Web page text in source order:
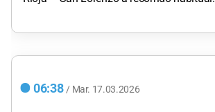
06:38 / Mar. 17.03.2026